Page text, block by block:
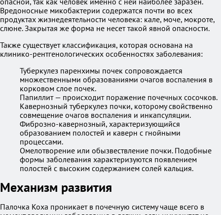
Вредоносные микобактерии содержатся почти во всех
продуктах жизнедеятельности человека: кале, моче, мокроте,
слюне. Закрытая же форма не несет такой явной опасности.
Также существует классификация, которая основана на
клинико-рентгенологических особенностях заболевания:
Туберкулез паренхимы почек сопровождается
множественными образованиями очагов воспаления в
корковом слое почек.
Папиллит — происходит поражение почечных сосочков.
Кавернозный туберкулез почки, которому свойственно
совмещение очагов воспаления и инкапсуляции.
Фиброзно-кавернозный, характеризующийся
образованием полостей и каверн с гнойными
процессами.
Омелотворение или обызвествление почки. Подобные
формы заболевания характеризуются появлением
полостей с высоким содержанием солей кальция.
Механизм развития
Палочка Коха проникает в почечную систему чаще всего в